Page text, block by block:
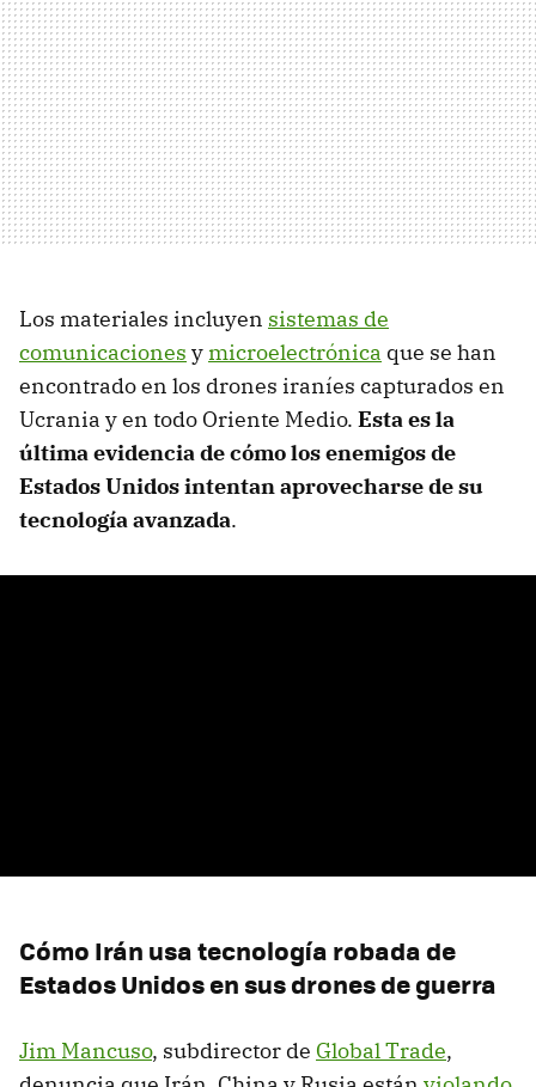
Los materiales incluyen sistemas de
comunicaciones ymicroelectrónica que se han
encontrado en los drones iraníes capturados en
Ucrania y en todo Oriente Medio. Esta es la
última evidencia de cómo los enemigos de
Estados Unidos intentan aprovecharse de su
tecnología avanzada.
Cómo Irán usa tecnología robada de
Estados Unidos en sus drones de guerra
Jim Mancuso, subdirector de Global Trade,